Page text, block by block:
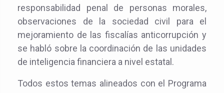
responsabilidad penal de personas morales,
observaciones de la sociedad civil para el
mejoramiento de las fiscalías anticorrupción y
se habló sobre la coordinación de las unidades
de inteligencia financiera a nivel estatal.
Todos estos temas alineados con el Programa